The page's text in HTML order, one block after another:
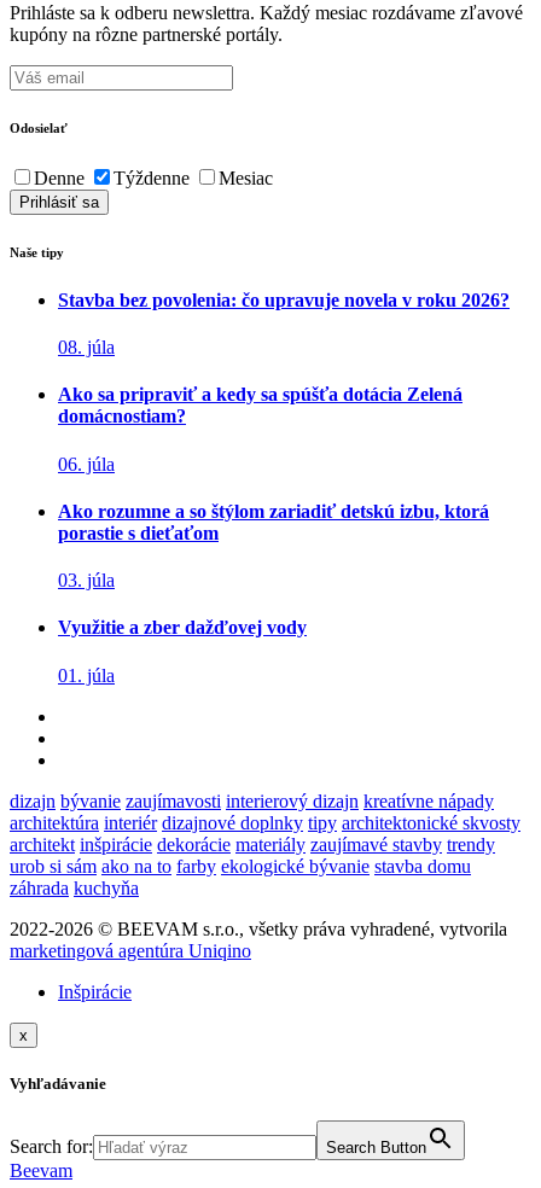
Prihláste sa k odberu newslettra. Každý mesiac rozdávame zľavové
kupóny na rôzne partnerské portály.
Odosielať
Denne Týždenne Mesiac
Naše tipy
Stavba bez povolenia: čo upravuje novela v roku 2026?
08. júla
Ako sa pripraviť a kedy sa spúšťa dotácia Zelená
domácnostiam?
06. júla
Ako rozumne a so štýlom zariadiť detskú izbu, ktorá
porastie s dieťaťom
03. júla
Využitie a zber dažďovej vody
01. júla
dizajn bývanie zaujímavosti interierový dizajn kreatívne nápady
architektúra interiér dizajnové doplnky tipy architektonické skvosty
architekt inšpirácie dekorácie materiály zaujímavé stavby trendy
urob si sám ako na to farby ekologické bývanie stavba domu
záhrada kuchyňa
2022-2026 © BEEVAM s.r.o., všetky práva vyhradené, vytvorila
marketingová agentúra Uniqino
Inšpirácie
x
Vyhľadávanie
Search for: Search Button
Beevam